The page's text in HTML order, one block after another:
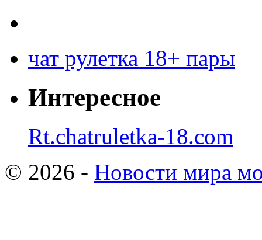
чат рулетка 18+ пары
Интересное
Rt.chatruletka-18.com
© 2026 - Новости мира